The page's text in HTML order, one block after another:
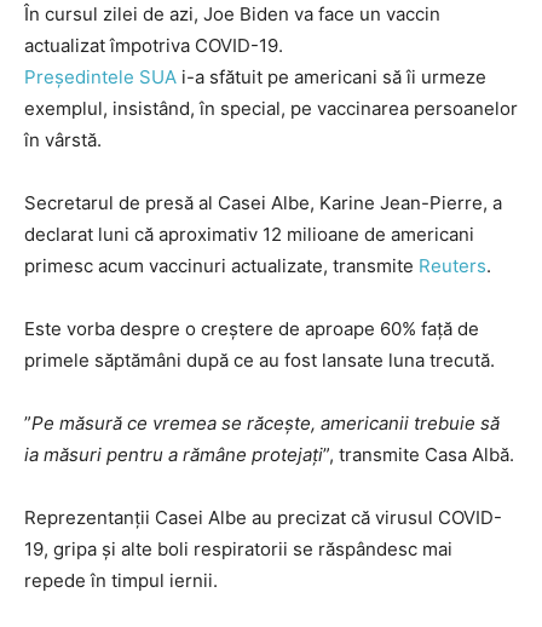
În cursul zilei de azi, Joe Biden va face un vaccin
actualizat împotriva COVID-19.
Președintele SUA i-a sfătuit pe americani să îi urmeze
exemplul, insistând, în special, pe vaccinarea persoanelor
în vârstă.
Secretarul de presă al Casei Albe, Karine Jean-Pierre, a
declarat luni că aproximativ 12 milioane de americani
primesc acum vaccinuri actualizate, transmite Reuters.
Este vorba despre o creștere de aproape 60% față de
primele săptămâni după ce au fost lansate luna trecută.
”Pe măsură ce vremea se răcește, americanii trebuie să
ia măsuri pentru a rămâne protejați”, transmite Casa Albă.
Reprezentanții Casei Albe au precizat că virusul COVID-
19, gripa și alte boli respiratorii se răspândesc mai
repede în timpul iernii.